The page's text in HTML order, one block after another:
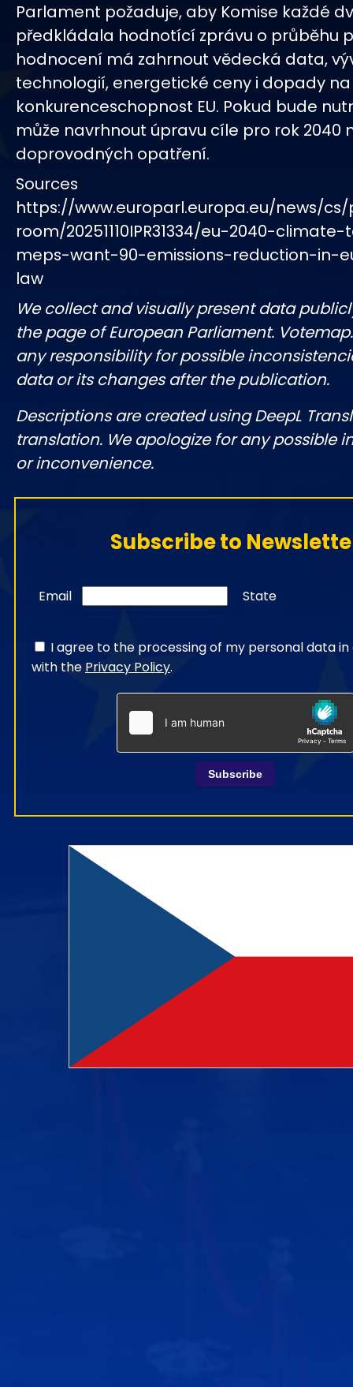
Parlament požaduje, aby Komise každé
předkládala hodnotící zprávu o průběhu
hodnocení má zahrnout vědecká data,
technologií, energetické ceny i dopady na
konkurenceschopnost EU. Pokud bude
může navrhnout úpravu cíle pro rok 2040
doprovodných opatření.
Sources
https://www.europarl.europa.eu/news/
room/20251110IPR31334/eu-2040-
meps-want-90-emissions-reduction-in-
law
We collect and visually present data
the page of European Parliament.
any responsibility for possible
data or its changes after the publication.
Descriptions are created using DeepL
translation. We apologize for any possible
or inconvenience.
Subscribe to
Email State
I agree to the processing of my personal data
with the Privacy Policy.
Subscribe